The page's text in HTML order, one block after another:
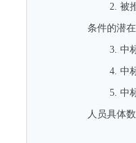
2.被
条件的潜
3. 中
4. 中
5.中
人员具体